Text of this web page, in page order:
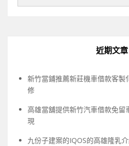
近期文章
新竹當鋪推薦新莊機車借款客製
修
高雄當舖提供新竹汽車借款免留
現
九份子建案的IQOS的高雄隆乳